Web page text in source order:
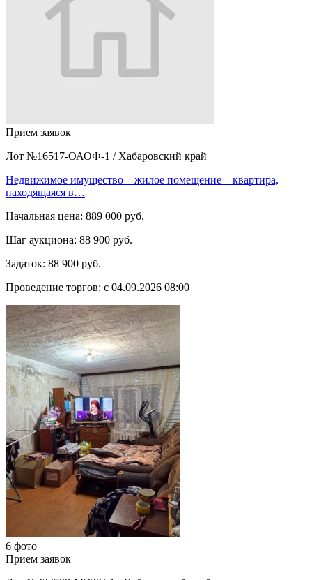
Прием заявок
Лот №16517-ОАОФ-1 / Хабаровский край
Недвижимое имущество – жилое помещение – квартира,
находящаяся в…
Начальная цена: 889 000 руб.
Шаг аукциона: 88 900 руб.
Задаток: 88 900 руб.
Проведение торгов: с 04.09.2026 08:00
6 фото
Прием заявок